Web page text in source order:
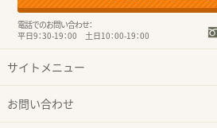
電話でのお問い合わせ：
平日9：30-19：00 土日10：00-19：00
サイトメニュー
お問い合わせ